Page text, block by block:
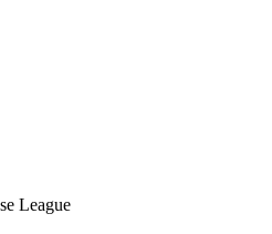
League